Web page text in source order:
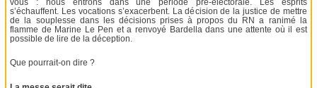
s’échauffent. Les vocations s’exacerbent. La décision de la justice de mettre
de la souplesse dans les décisions prises à propos du RN a ranimé la
flamme de Marine Le Pen et a renvoyé Bardella dans une attente où il est
possible de lire de la déception.
Que pourrait-on dire ?